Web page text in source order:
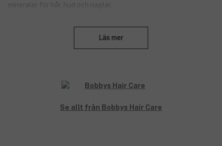
mineraler för hår, hud och naglar.
kan göra att håret blir slitet, tunt och livlöst eller inte växer som
Superhair syftar till att återställa och ge håret näring inifrån och
ska kunna växa och bli starkt.
Läs mer
Se allt från Bobbys Hair Care